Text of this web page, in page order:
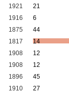
1921
21
1916
6
1875
44
1817
14
1908
12
1908
12
1896
45
1910
27